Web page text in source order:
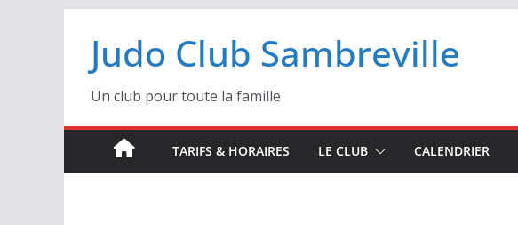
contenu
Judo Club Sambreville
Un club pour toute la famille
TARIFS & HORAIRES LE CLUB CALENDRIER